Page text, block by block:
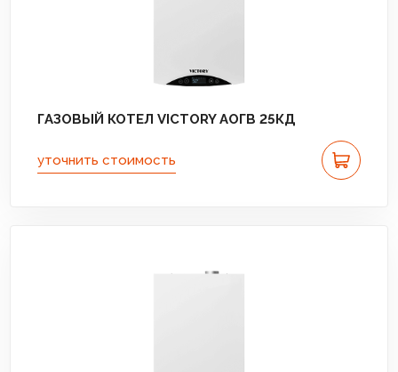
ГАЗОВЫЙ КОТЕЛ VICTORY АОГВ 25КД
уточнить стоимость